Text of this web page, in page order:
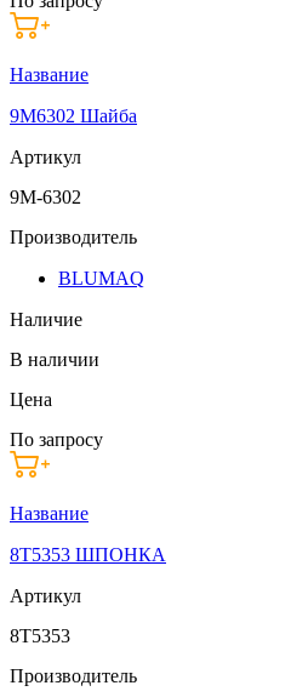
Название
9M6302 Шайба
Артикул
9M-6302
Производитель
BLUMAQ
Наличие
В наличии
Цена
По запросу
Название
8T5353 ШПОНКА
Артикул
8T5353
Производитель